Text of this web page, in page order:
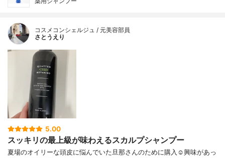
コスメコンシェルジュ / 元美容部員
さとうえり
5.00
スッキリの最上級が味わえるスカルプシャンプー
夏場のオイリーな頭皮に悩んでいた旦那さんのために購入☺興味があっ